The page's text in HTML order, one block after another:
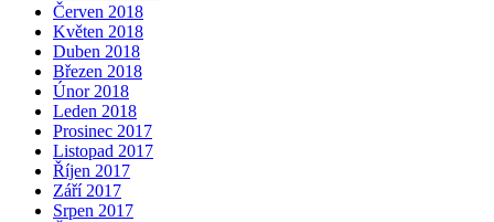
Červen 2018
Květen 2018
Duben 2018
Březen 2018
Únor 2018
Leden 2018
Prosinec 2017
Listopad 2017
Říjen 2017
Září 2017
Srpen 2017